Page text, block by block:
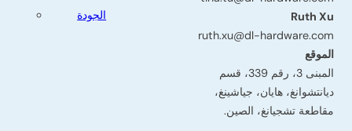
الجودة
Ruth Xu
ruth.xu@dl-hardware.com
الموقع
المبنى 3، رقم 339، قسم
ديانتشوانغ، هايان، جياشينغ،
مقاطعة تشجيانغ، الصين.